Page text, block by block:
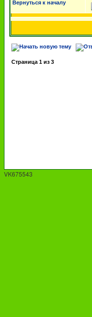
Вернуться к началу
Страница 1 из 3
VK675543